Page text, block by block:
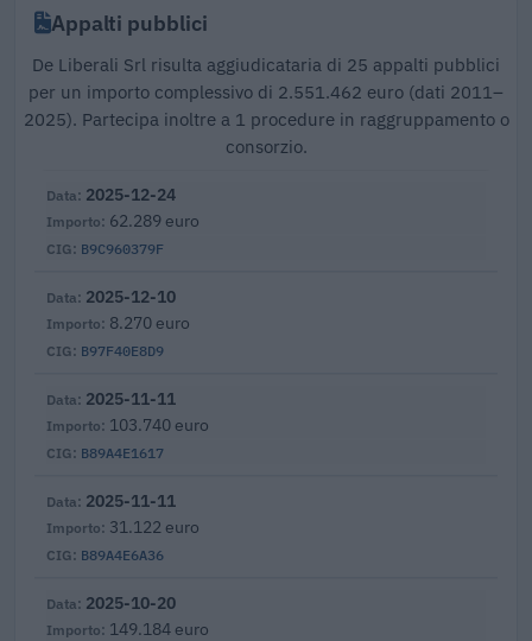
Appalti pubblici
De Liberali Srl risulta aggiudicataria di 25 appalti pubblici
per un importo complessivo di 2.551.462 euro (dati 2011–
2025). Partecipa inoltre a 1 procedure in raggruppamento o
consorzio.
B9C960379F
2025-12-24
62.289 euro
B97F40E8D9
2025-12-10
8.270 euro
B89A4E1617
2025-11-11
103.740 euro
B89A4E6A36
2025-11-11
31.122 euro
2025-10-20
149.184 euro